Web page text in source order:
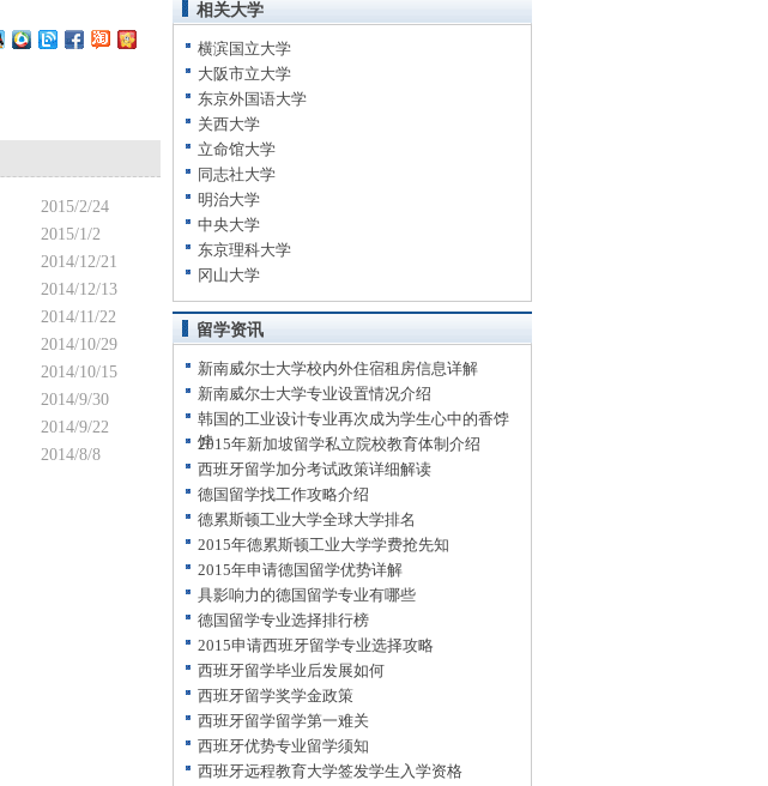
2015/2/24
2015/1/2
2014/12/21
2014/12/13
2014/11/22
2014/10/29
2014/10/15
2014/9/30
2014/9/22
2014/8/8
相关大学
横滨国立大学
大阪市立大学
东京外国语大学
关西大学
立命馆大学
同志社大学
明治大学
中央大学
东京理科大学
冈山大学
留学资讯
新南威尔士大学校内外住宿租房信息详解
新南威尔士大学专业设置情况介绍
韩国的工业设计专业再次成为学生心中的香饽
饽
2015年新加坡留学私立院校教育体制介绍
西班牙留学加分考试政策详细解读
德国留学找工作攻略介绍
德累斯顿工业大学全球大学排名
2015年德累斯顿工业大学学费抢先知
2015年申请德国留学优势详解
具影响力的德国留学专业有哪些
德国留学专业选择排行榜
2015申请西班牙留学专业选择攻略
西班牙留学毕业后发展如何
西班牙留学奖学金政策
西班牙留学留学第一难关
西班牙优势专业留学须知
西班牙远程教育大学签发学生入学资格